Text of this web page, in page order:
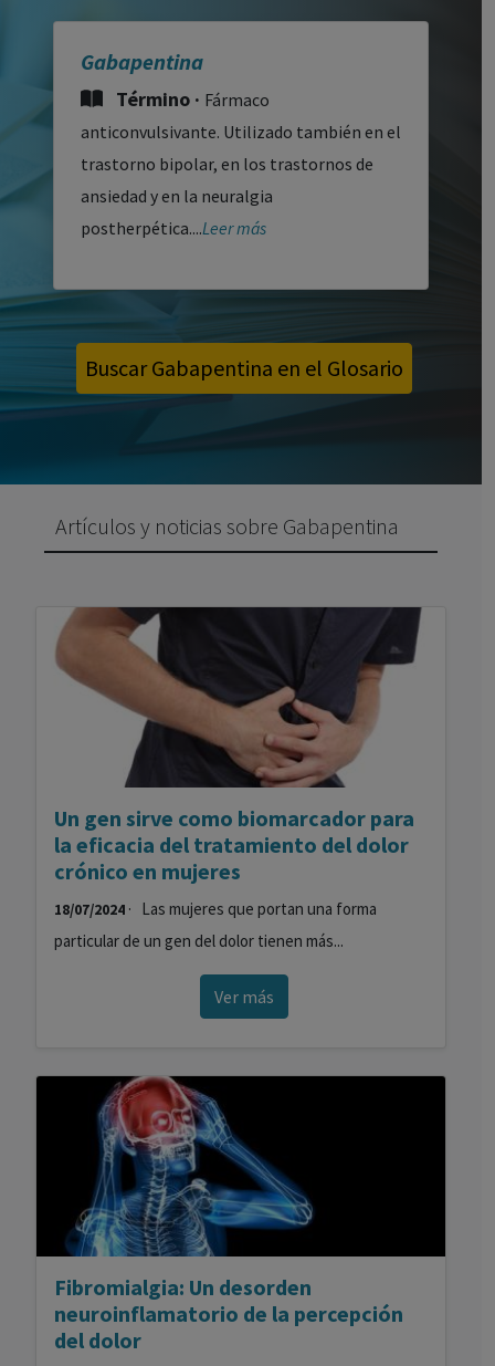
Gabapentina
Término · Fármaco
anticonvulsivante. Utilizado también en el
trastorno bipolar, en los trastornos de
ansiedad y en la neuralgia
postherpética....Leer más
Buscar Gabapentina en el Glosario
Artículos y noticias sobre Gabapentina
Un gen sirve como biomarcador para
la eficacia del tratamiento del dolor
crónico en mujeres
18/07/2024 · Las mujeres que portan una forma
particular de un gen del dolor tienen más...
Ver más
Fibromialgia: Un desorden
neuroinflamatorio de la percepción
del dolor